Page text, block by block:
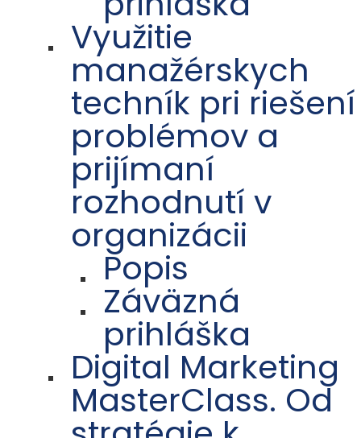
Využitie
manažérskych
techník pri riešení
problémov a
prijímaní
rozhodnutí v
organizácii
Popis
Záväzná
prihláška
Digital Marketing
MasterClass. Od